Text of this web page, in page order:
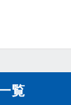
並び順：
覧